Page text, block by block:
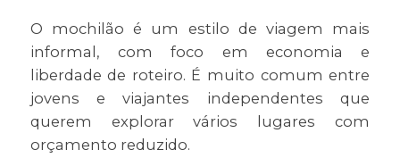
O mochilão é um estilo de viagem mais
informal, com foco em economia e
liberdade de roteiro. É muito comum entre
jovens e viajantes independentes que
querem explorar vários lugares com
orçamento reduzido.